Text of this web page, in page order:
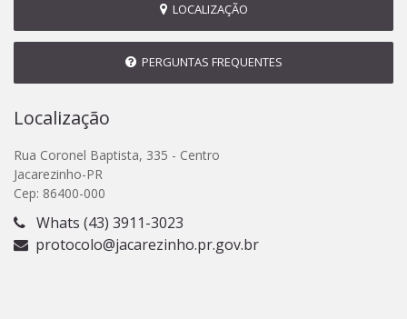
LOCALIZAÇÃO
PERGUNTAS FREQUENTES
Localização
Rua Coronel Baptista, 335 - Centro
Jacarezinho-PR
Cep: 86400-000
Whats (43) 3911-3023
protocolo@jacarezinho.pr.gov.br